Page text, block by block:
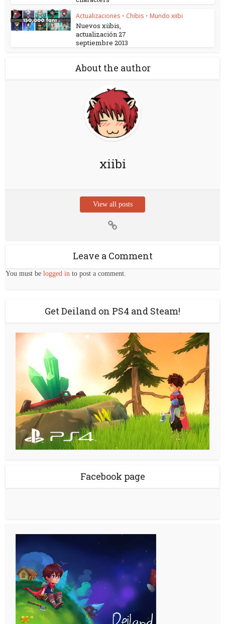
Actualizaciones • Chibis • Mundo xiibi
Nuevos xiibis,
actualización 27
septiembre 2013
About the author
xiibi
View all posts
Leave a Comment
You must belogged in to post a comment.
Get Deiland on PS4 and Steam!
Facebook page